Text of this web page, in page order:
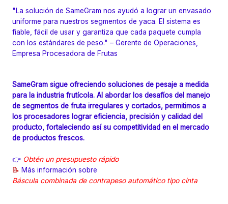
"La solución de SameGram nos ayudó a lograr un envasado
uniforme para nuestros segmentos de yaca. El sistema es
fiable, fácil de usar y garantiza que cada paquete cumpla
con los estándares de peso." – Gerente de Operaciones,
Empresa Procesadora de Frutas
SameGram sigue ofreciendo soluciones de pesaje a medida
para la industria frutícola. Al abordar los desafíos del manejo
de segmentos de fruta irregulares y cortados, permitimos a
los procesadores lograr eficiencia, precisión y calidad del
producto, fortaleciendo así su competitividad en el mercado
de productos frescos.
👉 Obtén un presupuesto rápido
📝 Más información sobre
Báscula combinada de contrapeso automático tipo cinta